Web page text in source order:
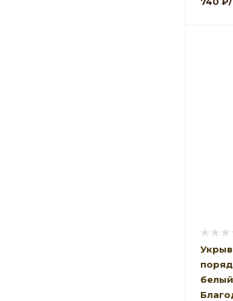
белый